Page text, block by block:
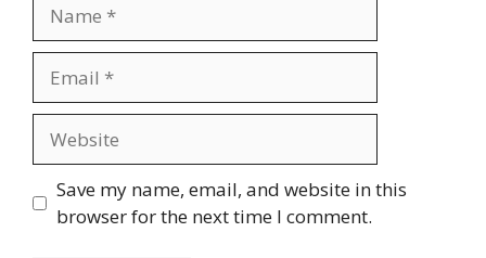
Save my name, email, and website in this
browser for the next time I comment.